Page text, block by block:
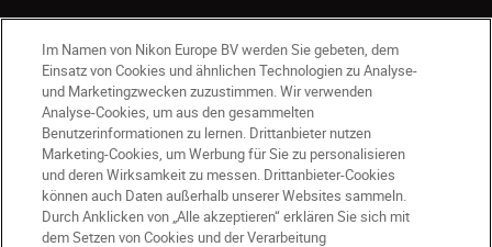
AT Nikon Sites
Kontaktieren Sie uns
Datenschutzhinweis
Nutzungsbedingungen
Geschäftsbedingungen des Nikon Stores
Im Namen von Nikon Europe BV werden Sie gebeten, dem
Einsatz von Cookies und ähnlichen Technologien zu Analyse-
und Marketingzwecken zuzustimmen. Wir verwenden
Analyse-Cookies, um aus den gesammelten
Benutzerinformationen zu lernen. Drittanbieter nutzen
Marketing-Cookies, um Werbung für Sie zu personalisieren
und deren Wirksamkeit zu messen. Drittanbieter-Cookies
können auch Daten außerhalb unserer Websites sammeln.
Durch Anklicken von „Alle akzeptieren“ erklären Sie sich mit
dem Setzen von Cookies und der Verarbeitung